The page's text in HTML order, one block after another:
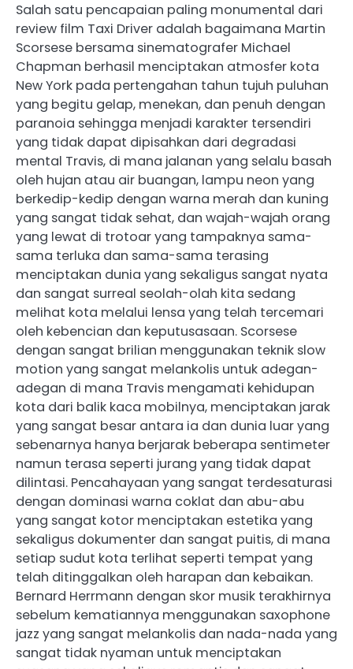
Salah satu pencapaian paling monumental dari
review film Taxi Driver adalah bagaimana Martin
Scorsese bersama sinematografer Michael
Chapman berhasil menciptakan atmosfer kota
New York pada pertengahan tahun tujuh puluhan
yang begitu gelap, menekan, dan penuh dengan
paranoia sehingga menjadi karakter tersendiri
yang tidak dapat dipisahkan dari degradasi
mental Travis, di mana jalanan yang selalu basah
oleh hujan atau air buangan, lampu neon yang
berkedip-kedip dengan warna merah dan kuning
yang sangat tidak sehat, dan wajah-wajah orang
yang lewat di trotoar yang tampaknya sama-
sama terluka dan sama-sama terasing
menciptakan dunia yang sekaligus sangat nyata
dan sangat surreal seolah-olah kita sedang
melihat kota melalui lensa yang telah tercemari
oleh kebencian dan keputusasaan. Scorsese
dengan sangat brilian menggunakan teknik slow
motion yang sangat melankolis untuk adegan-
adegan di mana Travis mengamati kehidupan
kota dari balik kaca mobilnya, menciptakan jarak
yang sangat besar antara ia dan dunia luar yang
sebenarnya hanya berjarak beberapa sentimeter
namun terasa seperti jurang yang tidak dapat
dilintasi. Pencahayaan yang sangat terdesaturasi
dengan dominasi warna coklat dan abu-abu
yang sangat kotor menciptakan estetika yang
sekaligus dokumenter dan sangat puitis, di mana
setiap sudut kota terlihat seperti tempat yang
telah ditinggalkan oleh harapan dan kebaikan.
Bernard Herrmann dengan skor musik terakhirnya
sebelum kematiannya menggunakan saxophone
jazz yang sangat melankolis dan nada-nada yang
sangat tidak nyaman untuk menciptakan